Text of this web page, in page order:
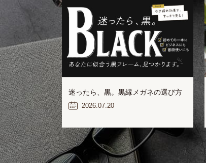
迷ったら、黒。黒縁メガネの選び方
2026.07.20